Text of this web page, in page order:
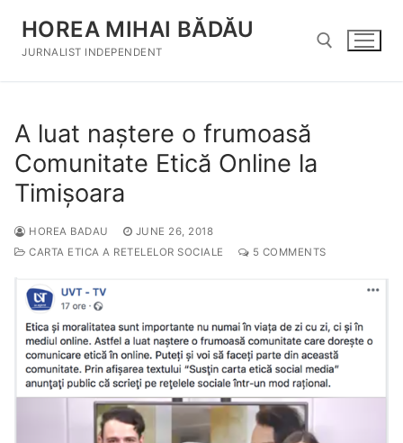
content
HOREA MIHAI BĂDĂU
JURNALIST INDEPENDENT
A luat naștere o frumoasă
Comunitate Etică Online la
Timișoara
HOREA BADAU
JUNE 26, 2018
CARTA ETICA A RETELELOR SOCIALE
5 COMMENTS